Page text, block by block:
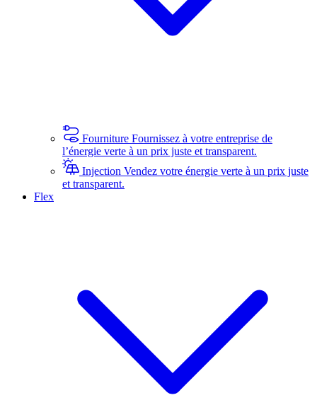
Fourniture Fournissez à votre entreprise de
l’énergie verte à un prix juste et transparent.
Injection Vendez votre énergie verte à un prix juste
et transparent.
Flex